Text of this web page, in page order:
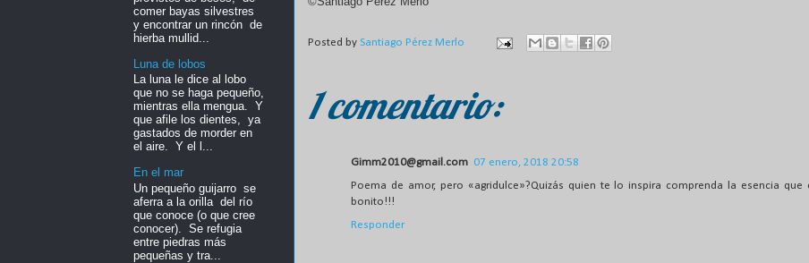
Posted by Santiago Pérez Merlo
1 comentario:
Gimm2010@gmail.com 07 enero, 2018 20:58
Poema de amor, pero «agridulce»?Quizás quien te lo inspira comprenda la esencia que
bonito!!!
Responder
comer bayas silvestres
y encontrar un rincón de
hierba mullid...
Luna de lobos
La luna le dice al lobo
que no se haga pequeño,
mientras ella mengua. Y
que afile los dientes, ya
gastados de morder en
el aire. Y el l...
En el mar
Un pequeño guijarro se
aferra a la orilla del río
que conoce (o que cree
conocer). Se refugia
entre piedras más
pequeñas y tra...